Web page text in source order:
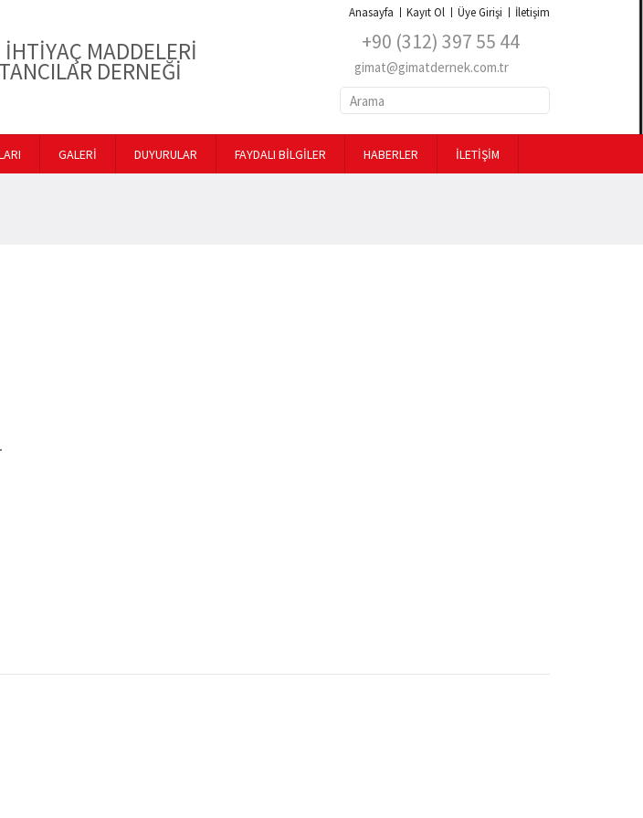
Anasayfa Kayıt Ol Üye Girişi İletişim
MADDELERİ
DERNEĞİ
+90 (312) 397 55 44
gimat@gimatdernek.com.tr
GALERİ DUYURULAR FAYDALI BİLGİLER HABERLER İLETİŞİM